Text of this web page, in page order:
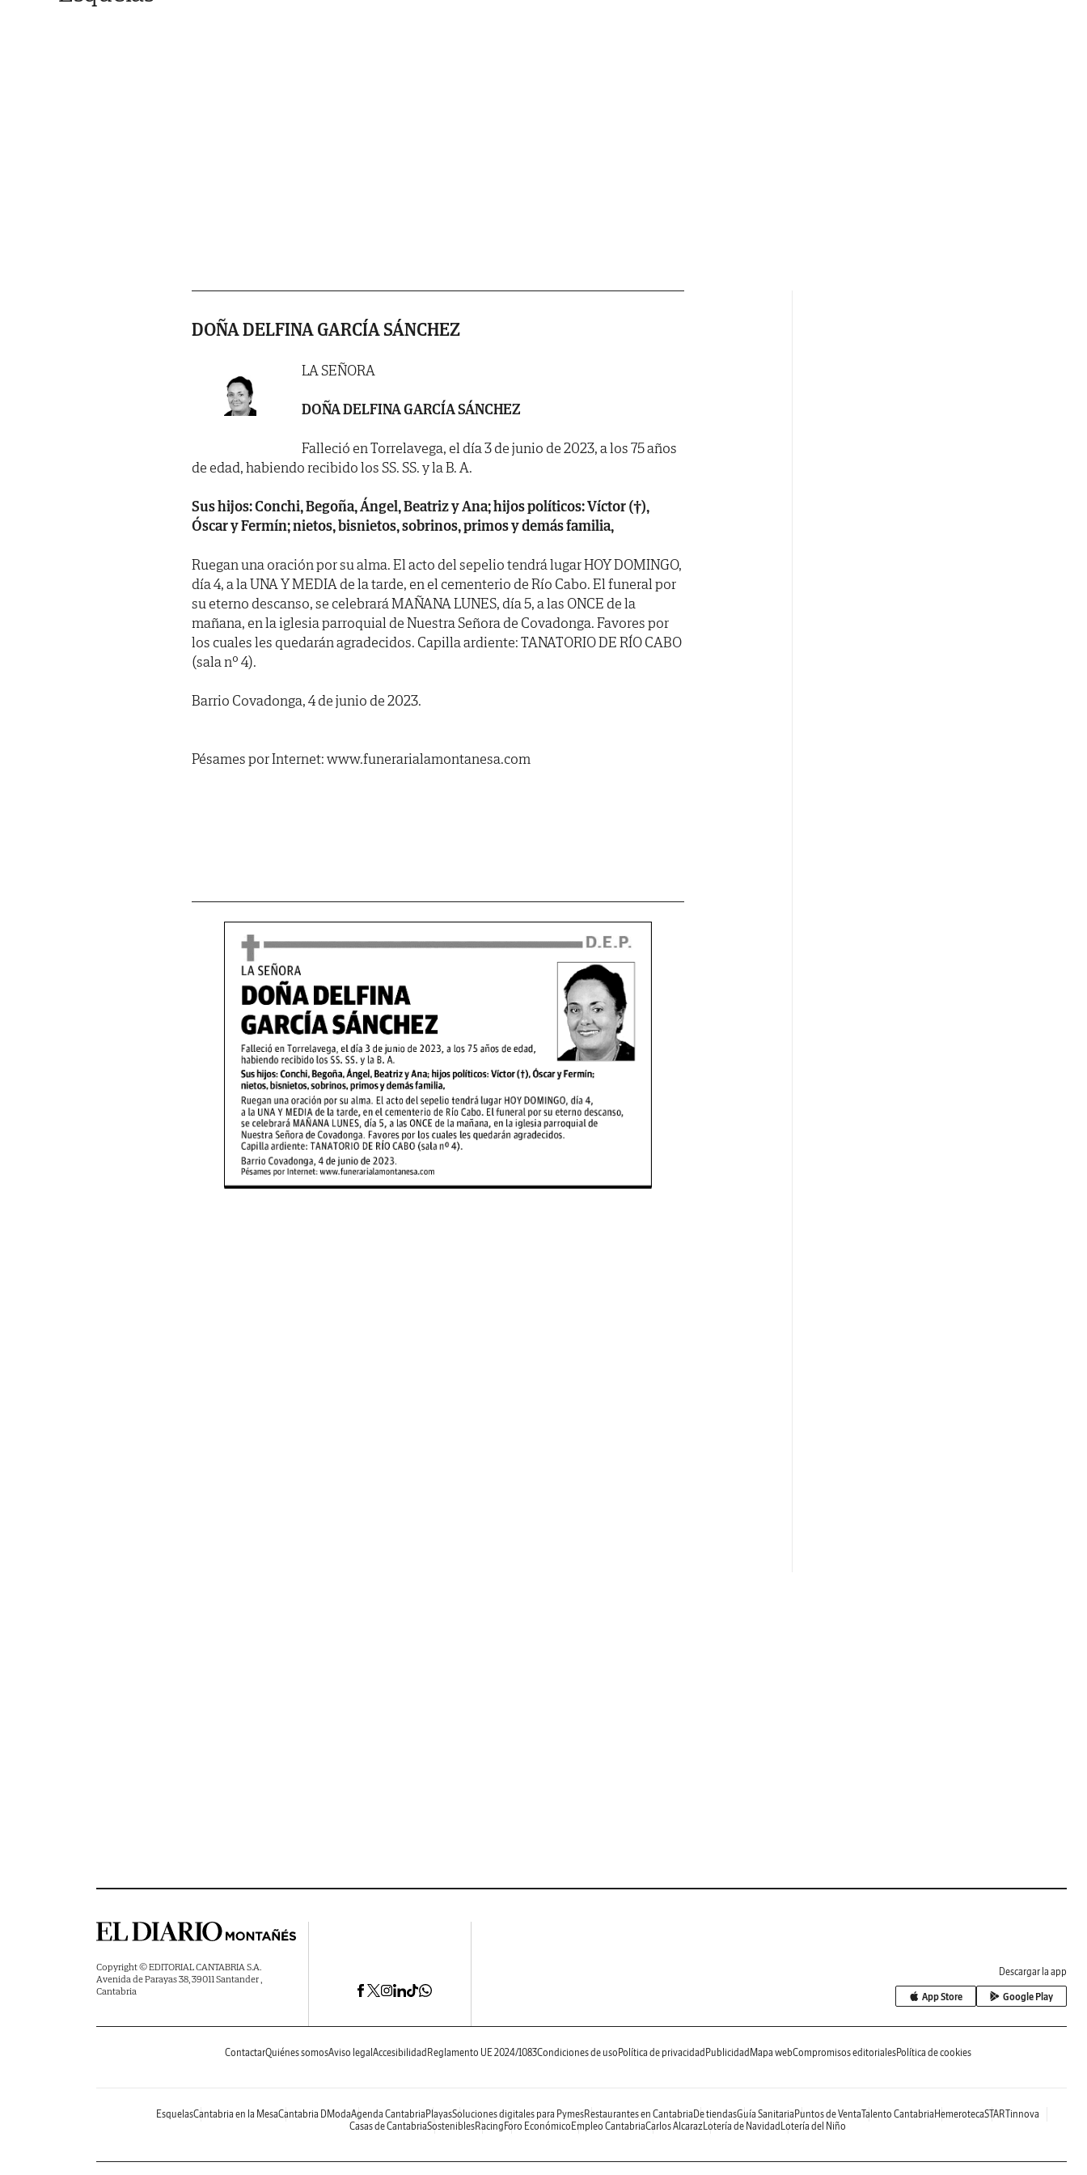
DOÑA DELFINA GARCÍA SÁNCHEZ
LA SEÑORA
DOÑA DELFINA GARCÍA SÁNCHEZ
Falleció en Torrelavega, el día 3 de junio de 2023, a los 75 años
de edad, habiendo recibido los SS. SS. y la B. A.
Sus hijos: Conchi, Begoña, Ángel, Beatriz y Ana; hijos políticos: Víctor (†),
Óscar y Fermín; nietos, bisnietos, sobrinos, primos y demás familia,
Ruegan una oración por su alma. El acto del sepelio tendrá lugar HOY DOMINGO,
día 4, a la UNA Y MEDIA de la tarde, en el cementerio de Río Cabo. El funeral por
su eterno descanso, se celebrará MAÑANA LUNES, día 5, a las ONCE de la
mañana, en la iglesia parroquial de Nuestra Señora de Covadonga. Favores por
los cuales les quedarán agradecidos. Capilla ardiente: TANATORIO DE RÍO CABO
(sala nº 4).
Barrio Covadonga, 4 de junio de 2023.
Pésames por Internet: www.funerarialamontanesa.com
Copyright © EDITORIAL CANTABRIA S.A.
Avenida de Parayas 38, 39011 Santander ,
Cantabria
Descargar la app
App Store Google Play
ContactarQuiénes somosAviso legal Accesibilidad Reglamento UE 2024/1083Condiciones de uso Política de privacidad Publicidad Mapa webCompromisos editorialesPolítica de cookies
EsquelasCantabria en la MesaCantabria DModaAgenda Cantabria PlayasSoluciones digitales para PymesRestaurantes en Cantabria De tiendasGuía Sanitaria Puntos de VentaTalento Cantabria HemerotecaSTARTinnova
Casas de CantabriaSosteniblesRacing Foro Económico Empleo CantabriaCarlos AlcarazLotería de Navidad Lotería del Niño